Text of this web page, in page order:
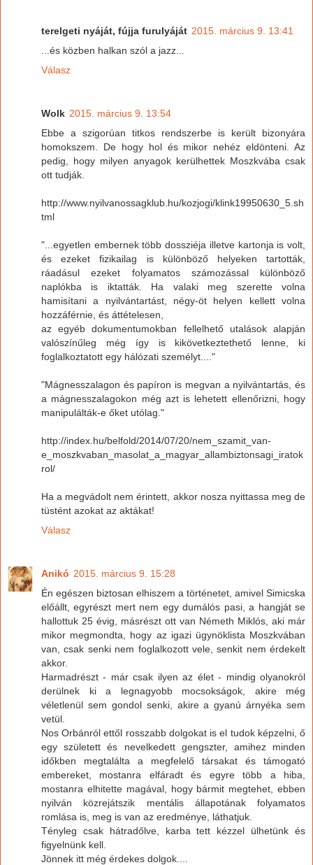
terelgeti nyáját, fújja furulyáját 2015. március 9. 13:41
...és közben halkan szól a jazz...
Válasz
Wolk 2015. március 9. 13:54
Ebbe a szigorúan titkos rendszerbe is került bizonyára
homokszem. De hogy hol és mikor nehéz eldönteni. Az
pedig, hogy milyen anyagok kerülhettek Moszkvába csak
ott tudják.
http://www.nyilvanossagklub.hu/kozjogi/klink19950630_5.sh
tml
"...egyetlen embernek több dossziéja illetve kartonja is volt,
és ezeket fizikailag is különböző helyeken tartották,
ráadásul ezeket folyamatos számozással különböző
naplókba is iktatták. Ha valaki meg szerette volna
hamisítani a nyilvántartást, négy-öt helyen kellett volna
hozzáférnie, és áttételesen,
az egyéb dokumentumokban fellelhető utalások alapján
valószínűleg még így is kikövetkeztethető lenne, ki
foglalkoztatott egy hálózati személyt...."
"Mágnesszalagon és papíron is megvan a nyilvántartás, és
a mágnesszalagokon még azt is lehetett ellenőrizni, hogy
manipulálták-e őket utólag."
http://index.hu/belfold/2014/07/20/nem_szamit_van-
e_moszkvaban_masolat_a_magyar_allambiztonsagi_iratok
rol/
Ha a megvádolt nem érintett, akkor nosza nyittassa meg de
tüstént azokat az aktákat!
Válasz
Anikó 2015. március 9. 15:28
Én egészen biztosan elhiszem a történetet, amivel Simicska
előállt, egyrészt mert nem egy dumálós pasi, a hangját se
hallottuk 25 évig, másrészt ott van Németh Miklós, aki már
mikor megmondta, hogy az igazi ügynöklista Moszkvában
van, csak senki nem foglalkozott vele, senkit nem érdekelt
akkor.
Harmadrészt - már csak ilyen az élet - mindig olyanokról
derülnek ki a legnagyobb mocsokságok, akire még
véletlenül sem gondol senki, akire a gyanú árnyéka sem
vetül.
Nos Orbánról ettől rosszabb dolgokat is el tudok képzelni, ő
egy született és nevelkedett gengszter, amihez minden
időkben megtalálta a megfelelő társakat és támogató
embereket, mostanra elfáradt és egyre több a hiba,
mostanra elhitette magával, hogy bármit megtehet, ebben
nyilván közrejátszik mentális állapotának folyamatos
romlása is, meg is van az eredménye, láthatjuk.
Tényleg csak hátradőlve, karba tett kézzel ülhetünk és
figyelnünk kell.
Jönnek itt még érdekes dolgok....